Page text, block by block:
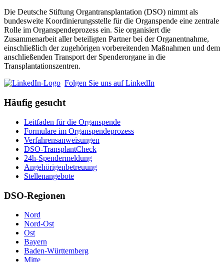
Die Deutsche Stiftung Organtransplantation (DSO) nimmt als
bundesweite Koordinierungsstelle für die Organspende eine zentrale
Rolle im Organspendeprozess ein. Sie organisiert die
Zusammenarbeit aller beteiligten Partner bei der Organentnahme,
einschließlich der zugehörigen vorbereitenden Maßnahmen und dem
anschließenden Transport der Spenderorgane in die
Transplantationszentren.
Folgen Sie uns auf LinkedIn
Häufig gesucht
Leitfaden für die Organspende
Formulare im Organspendeprozess
Verfahrensanweisungen
DSO-TransplantCheck
24h-Spendermeldung
Angehörigenbetreuung
Stellenangebote
DSO-Regionen
Nord
Nord-Ost
Ost
Bayern
Baden-Württemberg
Mitte